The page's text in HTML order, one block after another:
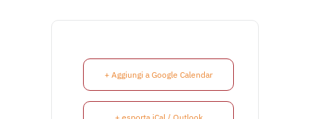
+ Aggiungi a Google Calendar